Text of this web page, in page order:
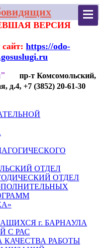
ВЕРСИЯ
https://odo-
пр-т Комсомольский,
д.4, +7 (3852) 20-61-30
ОТДЕЛ
ОТДЕЛ
г. БАРНАУЛА
С РАС
РАБОТЫ